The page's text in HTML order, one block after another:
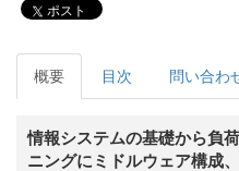
ポスト
概要 目次 問い合わ
情報システムの基礎から負
ニングにミドルウェア構成